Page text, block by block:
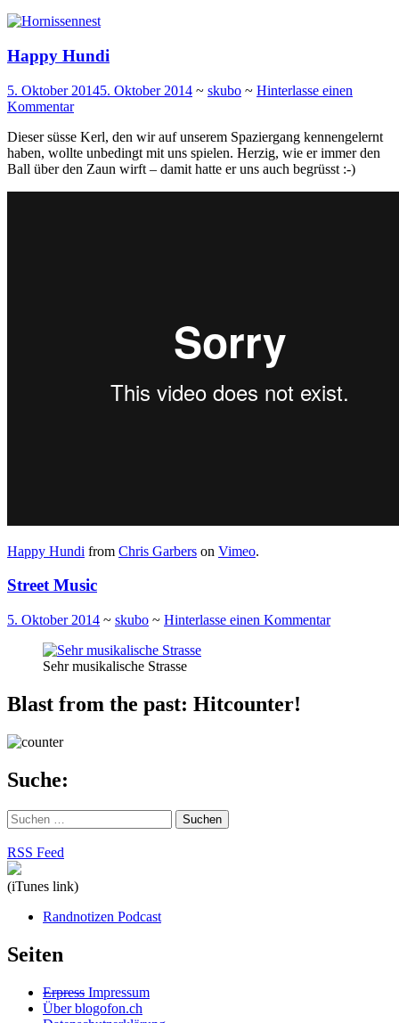
Happy Hundi
5. Oktober 20145. Oktober 2014 ~ skubo ~ Hinterlasse einen
Kommentar
Dieser süsse Kerl, den wir auf unserem Spaziergang kennengelernt
haben, wollte unbedingt mit uns spielen. Herzig, wie er immer den
Ball über den Zaun wirft – damit hatte er uns auch begrüsst :-)
Happy Hundi from Chris Garbers on Vimeo.
Street Music
5. Oktober 2014 ~ skubo ~ Hinterlasse einen Kommentar
Sehr musikalische Strasse
Blast from the past: Hitcounter!
Suche:
Suchen
nach:
RSS Feed
(iTunes link)
Randnotizen Podcast
Seiten
Erpress Impressum
Über blogofon.ch